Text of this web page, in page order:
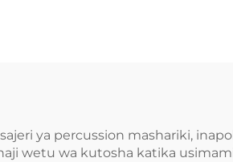
ya percussion mashariki,
wetu wa kutosha katika